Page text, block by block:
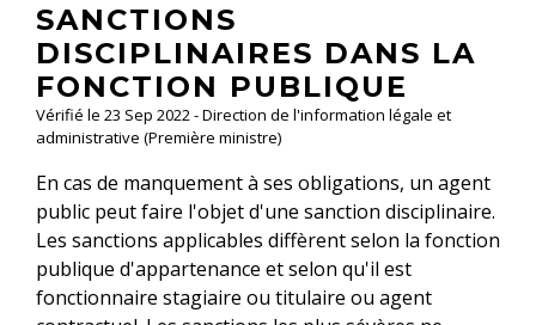
SANCTIONS
DISCIPLINAIRES DANS LA
FONCTION PUBLIQUE
Vérifié le 23 Sep 2022 - Direction de l'information légale et
administrative (Première ministre)
En cas de manquement à ses obligations, un agent
public peut faire l'objet d'une sanction disciplinaire.
Les sanctions applicables diffèrent selon la fonction
publique d'appartenance et selon qu'il est
fonctionnaire stagiaire ou titulaire ou agent